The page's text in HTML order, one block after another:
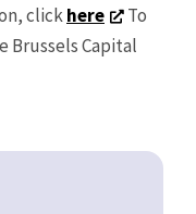
clickhere
To
Brussels Capital